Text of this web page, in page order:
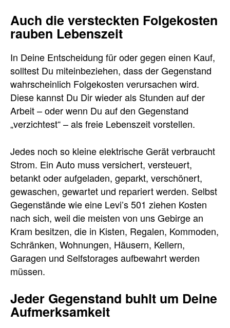
Auch die versteckten Folgekosten
rauben Lebenszeit
In Deine Entscheidung für oder gegen einen Kauf,
solltest Du miteinbeziehen, dass der Gegenstand
wahrscheinlich Folgekosten verursachen wird.
Diese kannst Du Dir wieder als Stunden auf der
Arbeit – oder wenn Du auf den Gegenstand
„verzichtest“ – als freie Lebenszeit vorstellen.
Jedes noch so kleine elektrische Gerät verbraucht
Strom. Ein Auto muss versichert, versteuert,
betankt oder aufgeladen, geparkt, verschönert,
gewaschen, gewartet und repariert werden. Selbst
Gegenstände wie eine Levi’s 501 ziehen Kosten
nach sich, weil die meisten von uns Gebirge an
Kram besitzen, die in Kisten, Regalen, Kommoden,
Schränken, Wohnungen, Häusern, Kellern,
Garagen und Selfstorages aufbewahrt werden
müssen.
Jeder Gegenstand buhlt um Deine
Aufmerksamkeit